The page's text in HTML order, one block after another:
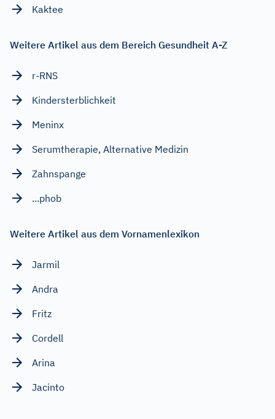
Kaktee
Weitere Artikel aus dem Bereich Gesundheit A-Z
r-RNS
Kindersterblichkeit
Meninx
Serumtherapie, Alternative Medizin
Zahnspange
...phob
Weitere Artikel aus dem Vornamenlexikon
Jarmil
Andra
Fritz
Cordell
Arina
Jacinto